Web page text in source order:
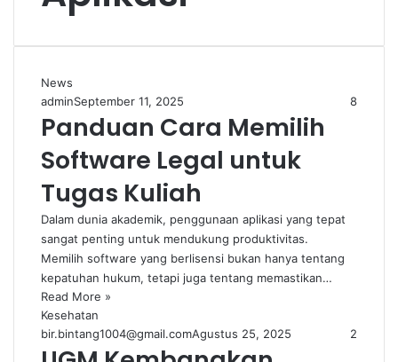
News
adminSeptember 11, 2025 8
Panduan Cara Memilih
Software Legal untuk
Tugas Kuliah
Dalam dunia akademik, penggunaan aplikasi yang tepat
sangat penting untuk mendukung produktivitas.
Memilih software yang berlisensi bukan hanya tentang
kepatuhan hukum, tetapi juga tentang memastikan…
Read More »
Kesehatan
bir.bintang1004@gmail.comAgustus 25, 2025 2